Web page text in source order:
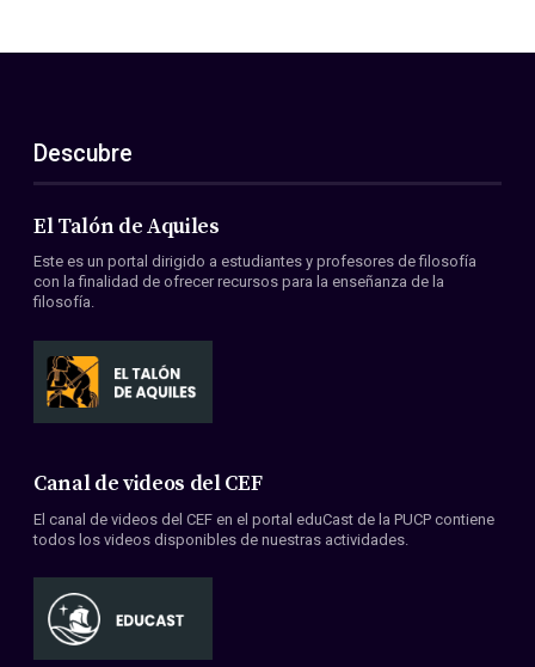
Descubre
El Talón de Aquiles
Este es un portal dirigido a estudiantes y profesores de filosofía
con la finalidad de ofrecer recursos para la enseñanza de la
filosofía.
Canal de videos del CEF
El canal de videos del CEF en el portal eduCast de la PUCP contiene
todos los videos disponibles de nuestras actividades.